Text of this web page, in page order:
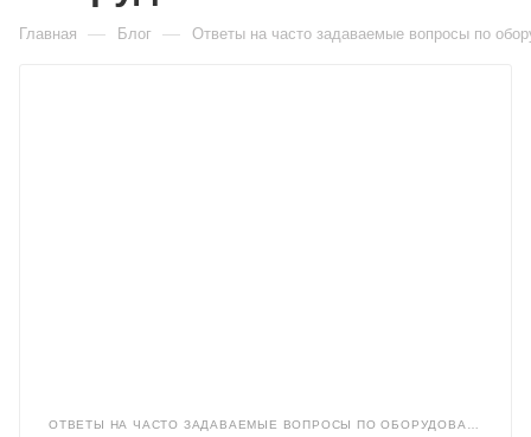
Главная — Блог — Ответы на часто задаваемые вопросы по